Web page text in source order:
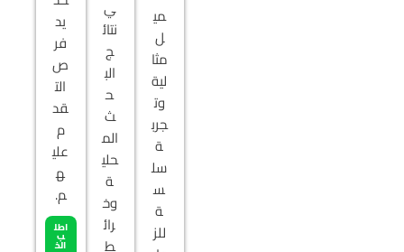
مي
ل
مثا
لية
وت
جرب
ة
سل
س
ة
للز
ي
نتائ
ج
الب
ح
ث
الم
حلي
ة
وخ
رائ
ط
يد
فر
ص
الت
قد
م
علي
ه
م.
اطل
ب
الخ